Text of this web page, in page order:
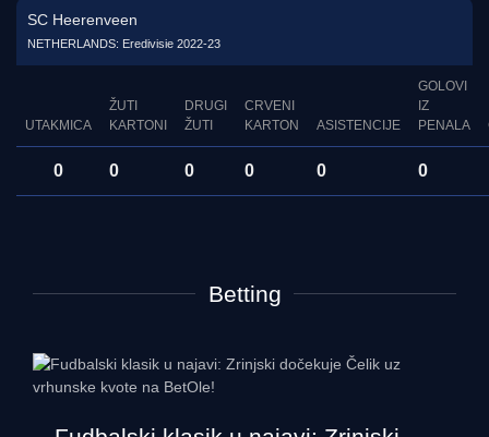
SC Heerenveen
NETHERLANDS: Eredivisie 2022-23
UTAKMICA
ŽUTI
KARTONI
DRUGI
ŽUTI
CRVENI
KARTON
ASISTENCIJE
GOLOVI
IZ
PENALA
0 0 0 0 0 0
Betting